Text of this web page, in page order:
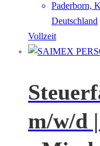
Paderborn,
Deutschland
Vollzeit
m/w/d